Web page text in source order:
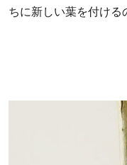
ちに新しい葉を付ける